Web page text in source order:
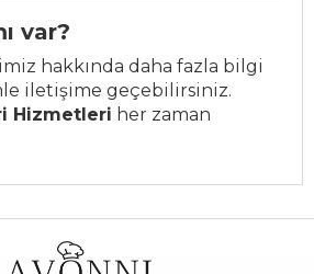
var?
hakkında daha fazla bilgi
iletişime geçebilirsiniz.
Hizmetleri her zaman